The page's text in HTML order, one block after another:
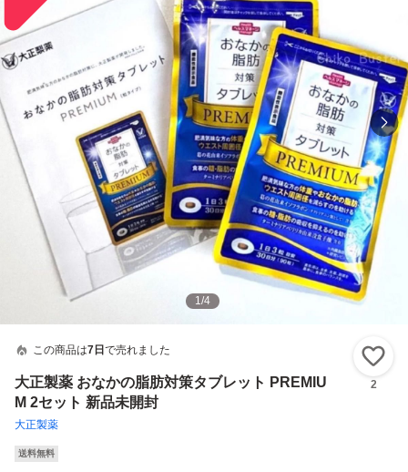
1/4
この商品は7日 で売れました
大正製薬 おなかの脂肪対策タブレット PREMIU
M 2セット 新品未開封
大正製薬
2
送料無料